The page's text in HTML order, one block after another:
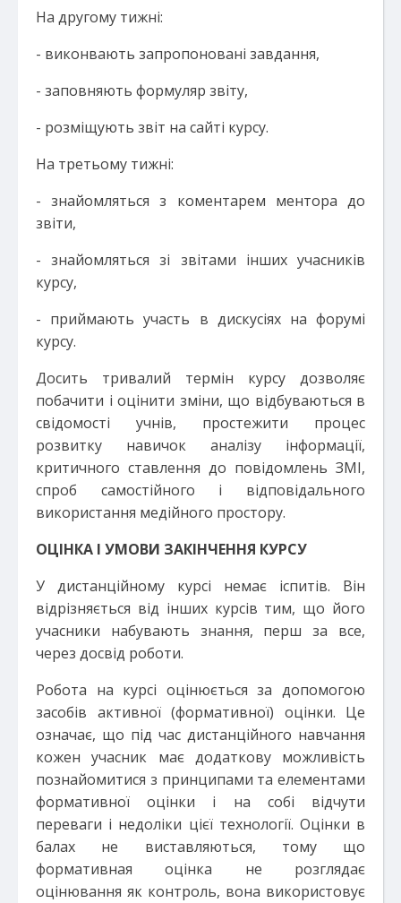
На другому тижні:
- виконвають запропоновані завдання,
- заповняють формуляр звіту,
- розміщують звіт на сайті курсу.
На третьому тижні:
- знайомляться з коментарем ментора до
звіти,
- знайомляться зі звітами інших учасників
курсу,
- приймають участь в дискусіях на форумі
курсу.
Досить тривалий термін курсу дозволяє
побачити і оцінити зміни, що відбуваються в
свідомості учнів, простежити процес
розвитку навичок аналізу інформації,
критичного ставлення до повідомлень ЗМІ,
спроб самостійного і відповідального
використання медійного простору.
ОЦІНКА І УМОВИ ЗАКІНЧЕННЯ КУРСУ
У дистанційному курсі немає іспитів. Він
відрізняється від інших курсів тим, що його
учасники набувають знання, перш за все,
через досвід роботи.
Робота на курсі оцінюється за допомогою
засобів активної (формативної) оцінки. Це
означає, що під час дистанційного навчання
кожен учасник має додаткову можливість
познайомитися з принципами та елементами
формативної оцінки і на собі відчути
переваги і недоліки цієї технології. Оцінки в
балах не виставляються, тому що
формативная оцінка не розглядає
оцінювання як контроль, вона використовує